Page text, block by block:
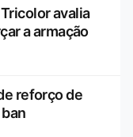
Tricolor avalia
a armação
reforço de